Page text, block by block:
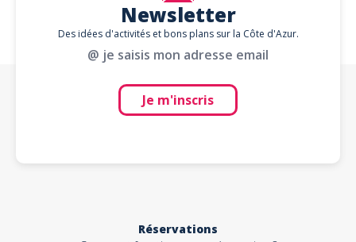
Newsletter
Des idées d'activités et bons plans sur la Côte d'Azur.
@ je saisis mon adresse email
Je m'inscris
Réservations